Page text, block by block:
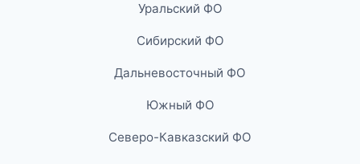
Уральский ФО
Сибирский ФО
Дальневосточный ФО
Южный ФО
Северо-Кавказский ФО